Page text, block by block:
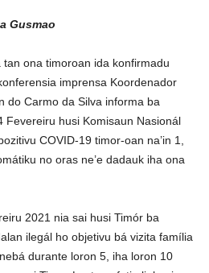
Gusmao
ona timoroan ida konfirmadu
imprensa Koordenador
do Carmo da Silva informa ba
Fevereiru husi Komisaun Nasionál
COVID-19 timor-oan na’in 1,
no oras ne’e dadauk iha ona
2021 nia sai husi Timór ba
ilegál ho objetivu bá vizita família
durante loron 5, iha loron 10